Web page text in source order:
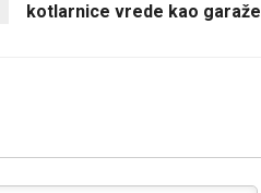
kotlarnice vrede kao garaže